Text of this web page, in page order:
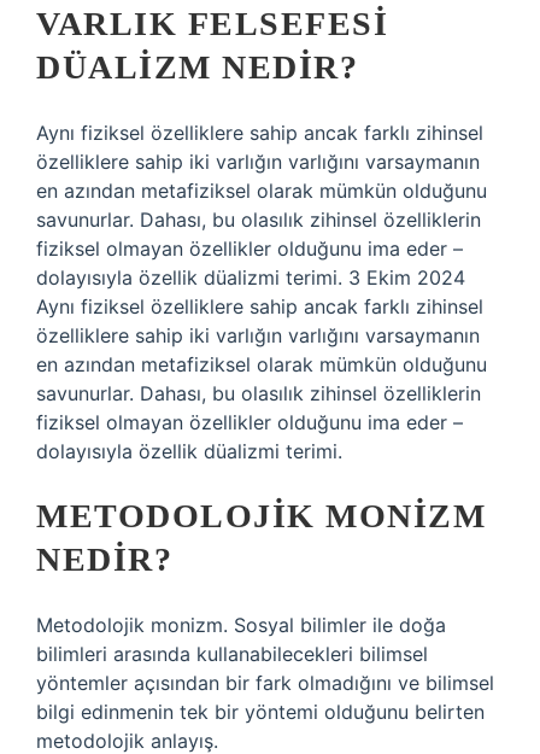
VARLIK FELSEFESI
DÜALIZM NEDIR?
Aynı fiziksel özelliklere sahip ancak farklı zihinsel
özelliklere sahip iki varlığın varlığını varsaymanın
en azından metafiziksel olarak mümkün olduğunu
savunurlar. Dahası, bu olasılık zihinsel özelliklerin
fiziksel olmayan özellikler olduğunu ima eder –
dolayısıyla özellik düalizmi terimi. 3 Ekim 2024
Aynı fiziksel özelliklere sahip ancak farklı zihinsel
özelliklere sahip iki varlığın varlığını varsaymanın
en azından metafiziksel olarak mümkün olduğunu
savunurlar. Dahası, bu olasılık zihinsel özelliklerin
fiziksel olmayan özellikler olduğunu ima eder –
dolayısıyla özellik düalizmi terimi.
METODOLOJIK MONIZM
NEDIR?
Metodolojik monizm. Sosyal bilimler ile doğa
bilimleri arasında kullanabilecekleri bilimsel
yöntemler açısından bir fark olmadığını ve bilimsel
bilgi edinmenin tek bir yöntemi olduğunu belirten
metodolojik anlayış.